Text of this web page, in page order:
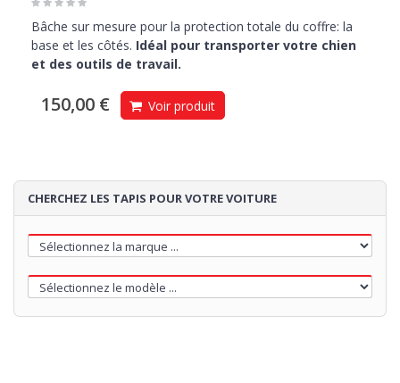
Bâche sur mesure pour la protection totale du coffre: la
base et les côtés. Idéal pour transporter votre chien
et des outils de travail.
150,00 € Voir produit
CHERCHEZ LES TAPIS POUR VOTRE VOITURE